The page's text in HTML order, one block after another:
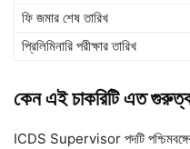
ফি জমার শেষ তারিখ
প্রিলিমিনারি পরীক্ষার তারিখ
কেনএইচাকরিটিএত
ICDS Supervisor পদটি পশ্চিমবঙ্গের